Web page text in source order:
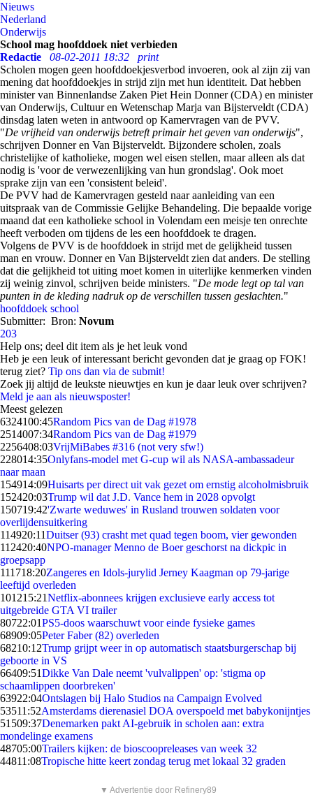
Nieuws
Nederland
Onderwijs
School mag hoofddoek niet verbieden
Redactie
08-02-2011 18:32
print
Scholen mogen geen hoofddoekjesverbod invoeren, ook al zijn zij van
mening dat hoofddoekjes in strijd zijn met hun identiteit. Dat hebben
minister van Binnenlandse Zaken Piet Hein Donner (CDA) en minister
van Onderwijs, Cultuur en Wetenschap Marja van Bijsterveldt (CDA)
dinsdag laten weten in antwoord op Kamervragen van de PVV.
"De vrijheid van onderwijs betreft primair het geven van onderwijs",
schrijven Donner en Van Bijsterveldt. Bijzondere scholen, zoals
christelijke of katholieke, mogen wel eisen stellen, maar alleen als dat
nodig is 'voor de verwezenlijking van hun grondslag'. Ook moet
sprake zijn van een 'consistent beleid'.
De PVV had de Kamervragen gesteld naar aanleiding van een
uitspraak van de Commissie Gelijke Behandeling. Die bepaalde vorige
maand dat een katholieke school in Volendam een meisje ten onrechte
heeft verboden om tijdens de les een hoofddoek te dragen.
Volgens de PVV is de hoofddoek in strijd met de gelijkheid tussen
man en vrouw. Donner en Van Bijsterveldt zien dat anders. De stelling
dat die gelijkheid tot uiting moet komen in uiterlijke kenmerken vinden
zij weinig zinvol, schrijven beide ministers. "De mode legt op tal van
punten in de kleding nadruk op de verschillen tussen geslachten."
hoofddoek school
Submitter: Bron: Novum
203
Help ons; deel dit item als je het leuk vond
Heb je een leuk of interessant bericht gevonden dat je graag op FOK!
terug ziet? Tip ons dan via de submit!
Zoek jij altijd de leukste nieuwtjes en kun je daar leuk over schrijven?
Meld je aan als nieuwsposter!
Meest gelezen
6324100:45Random Pics van de Dag #1978
2514007:34Random Pics van de Dag #1979
2256408:03VrijMiBabes #316 (not very sfw!)
228014:35Onlyfans-model met G-cup wil als NASA-ambassadeur
naar maan
154914:09Huisarts per direct uit vak gezet om ernstig alcoholmisbruik
152420:03Trump wil dat J.D. Vance hem in 2028 opvolgt
150719:42'Zwarte weduwes' in Rusland trouwen soldaten voor
overlijdensuitkering
114920:11Duitser (93) crasht met quad tegen boom, vier gewonden
112420:40NPO-manager Menno de Boer geschorst na dickpic in
groepsapp
111718:20Zangeres en Idols-jurylid Jerney Kaagman op 79-jarige
leeftijd overleden
101215:21Netflix-abonnees krijgen exclusieve early access tot
uitgebreide GTA VI trailer
80722:01PS5-doos waarschuwt voor einde fysieke games
68909:05Peter Faber (82) overleden
68210:12Trump grijpt weer in op automatisch staatsburgerschap bij
geboorte in VS
66409:51Dikke Van Dale neemt 'vulvalippen' op: 'stigma op
schaamlippen doorbreken'
63922:04Ontslagen bij Halo Studios na Campaign Evolved
53511:52Amsterdams dierenasiel DOA overspoeld met babykonijntjes
51509:37Denemarken pakt AI-gebruik in scholen aan: extra
mondelinge examens
48705:00Trailers kijken: de bioscoopreleases van week 32
44811:08Tropische hitte keert zondag terug met lokaal 32 graden
▼ Advertentie door Refinery89